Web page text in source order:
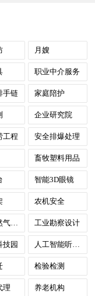
月嫂
职业中介服务
手链 家庭陪护
企业研究院
工程 安全排爆处理
畜牧塑料用品
智能3D眼镜
农机安全
石油天然气检测 工业勘察设计
技园
检验检测
理 养老机构